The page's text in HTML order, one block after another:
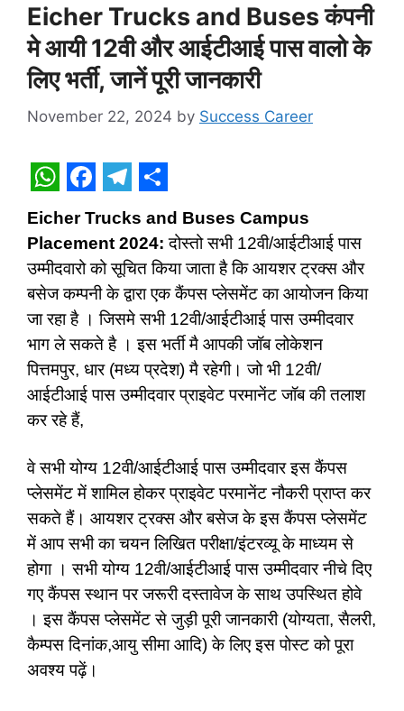
Eicher Trucks and Buses कंपनी
मे आयी 12वी और आईटीआई पास वालो के
लिए भर्ती, जानें पूरी जानकारी
November 22, 2024 by Success Career
W
h
a
t
s
A
p
p
a
c
e
b
o
o
k
e
l
e
g
r
a
m
h
a
r
e
Eicher Trucks and Buses Campus
Placement 2024: दोस्तो सभी 12वी/आईटीआई पास
उम्मीदवारो को सूचित किया जाता है कि आयशर ट्रक्स और
बसेज कम्पनी के द्वारा एक कैंपस प्लेसमेंट का आयोजन किया
जा रहा है । जिसमे सभी 12वी/आईटीआई पास उम्मीदवार
भाग ले सकते है । इस भर्ती मै आपकी जॉब लोकेशन
पित्तमपुर, धार (मध्य प्रदेश) मै रहेगी। जो भी 12वी/
आईटीआई पास उम्मीदवार प्राइवेट परमानेंट जॉब की तलाश
कर रहे हैं,
वे सभी योग्य 12वी/आईटीआई पास उम्मीदवार इस कैंपस
प्लेसमेंट में शामिल होकर प्राइवेट परमानेंट नौकरी प्राप्त कर
सकते हैं। आयशर ट्रक्स और बसेज के इस कैंपस प्लेसमेंट
में आप सभी का चयन लिखित परीक्षा/इंटरव्यू के माध्यम से
होगा । सभी योग्य 12वी/आईटीआई पास उम्मीदवार नीचे दिए
गए कैंपस स्थान पर जरूरी दस्तावेज के साथ उपस्थित होवे
। इस कैंपस प्लेसमेंट से जुड़ी पूरी जानकारी (योग्यता, सैलरी,
कैम्पस दिनांक,आयु सीमा आदि) के लिए इस पोस्ट को पूरा
अवश्य पढ़ें।